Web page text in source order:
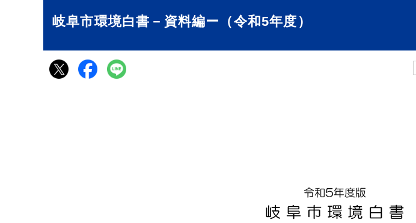
岐阜市環境白書－資料編ー（令和5年度）